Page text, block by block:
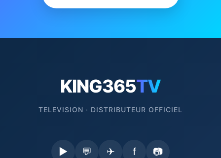
KING365TV
TELEVISION · DISTRIBUTEUR OFFICIEL
▶ 💬 ✈ f 📷